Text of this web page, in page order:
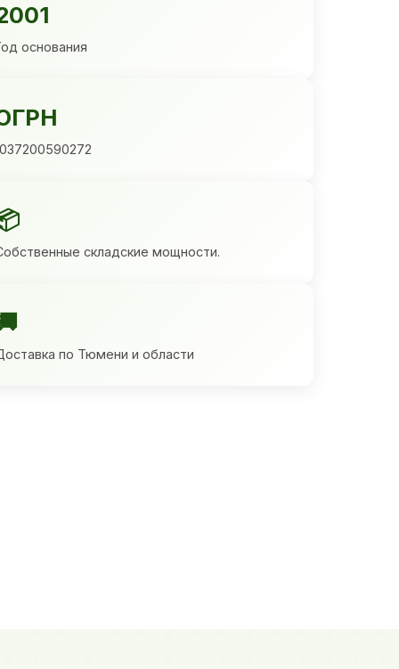
основания
складские мощности.
по Тюмени и области